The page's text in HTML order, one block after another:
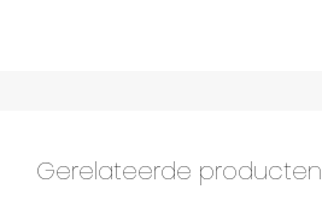
Gerelateerde producten